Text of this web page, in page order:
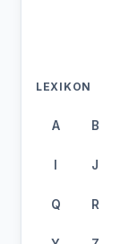
LEXIKON
A B
I J
Q R